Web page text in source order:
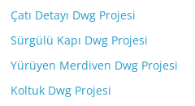
Çatı Detayı Dwg Projesi
Sürgülü Kapı Dwg Projesi
Yürüyen Merdiven Dwg Projesi
Koltuk Dwg Projesi